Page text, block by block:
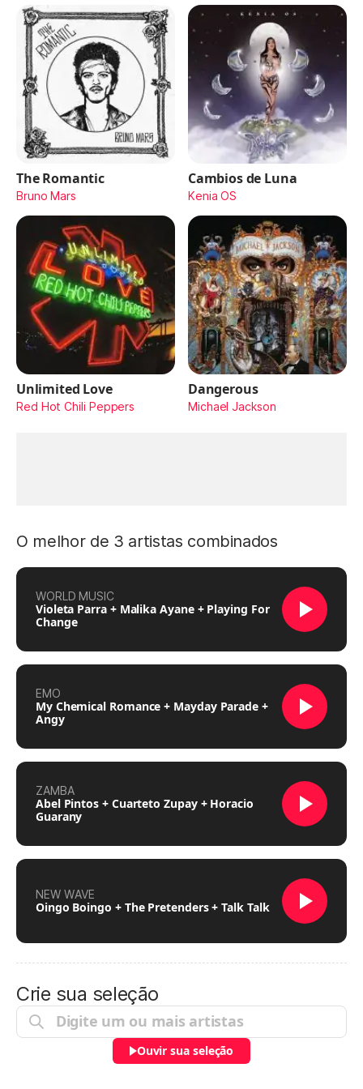
The Romantic
Bruno Mars
Cambios de Luna
Kenia OS
Unlimited Love
Red Hot Chili Peppers
Dangerous
Michael Jackson
O melhor de 3 artistas combinados
WORLD MUSIC
Violeta Parra + Malika Ayane + Playing For
Change
EMO
My Chemical Romance + Mayday Parade +
Angy
ZAMBA
Abel Pintos + Cuarteto Zupay + Horacio
Guarany
NEW WAVE
Oingo Boingo + The Pretenders + Talk Talk
Crie sua seleção
Ouvir sua seleção